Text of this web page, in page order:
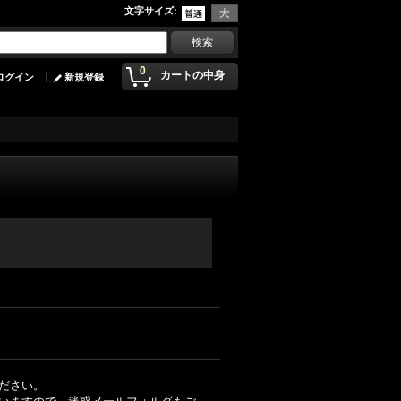
文字サイズ:
0 カートの中身
グイン 新規登録
さい。